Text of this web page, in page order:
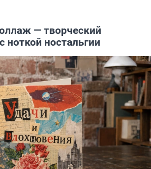
— творческий
ноткой ностальгии